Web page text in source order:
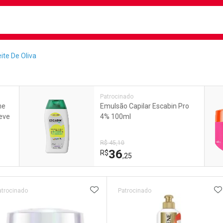
De Oliva
Patrocinado
Emulsão Capilar Escabin Pro
4% 100ml
R$ 45,10
R$36,25
ADICIONAR AOS FAVORITOS
Patrocinado